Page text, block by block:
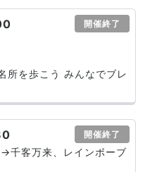
開催終了
所を歩こう みんなでブレ
開催終了
千客万来、レインボーブ